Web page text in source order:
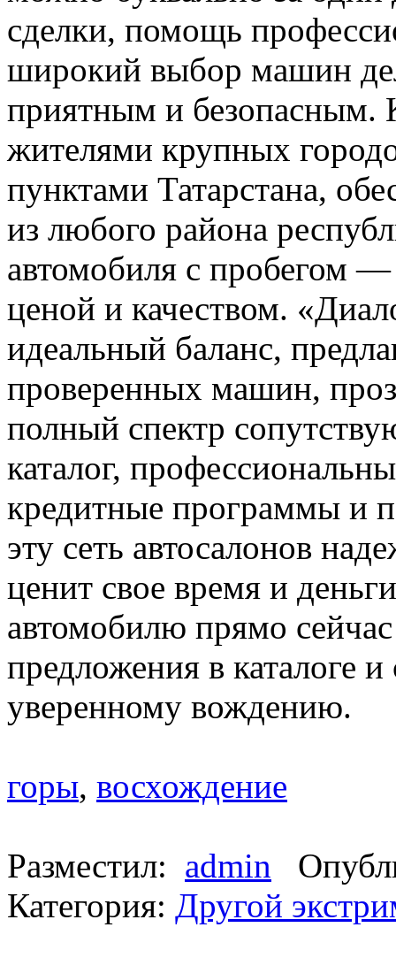
сделки, помощь
широкий выбор машин
приятным и безопасным.
жителями крупных
пунктами Татарстана,
из любого района
автомобиля с пробегом
ценой и качеством.
идеальный баланс,
проверенных машин,
полный спектр
каталог,
кредитные программы и
эту сеть автосалонов
ценит свое время и
автомобилю прямо
предложения в каталоге
уверенному вождению.
горы, восхождение
Разместил: admin
Категория: Другой